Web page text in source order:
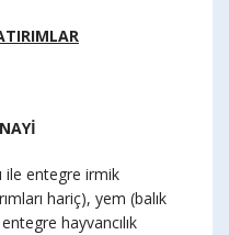
ile entegre irmik
hariç), yem (balık
hayvancılık